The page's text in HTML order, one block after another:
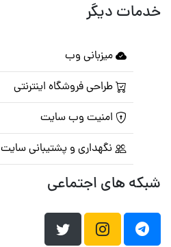
خدمات دیگر
میزبانی وب
طراحی فروشگاه اینترنتی
امنیت وب سایت
نگهداری و پشتیبانی سایت
شبکه های اجتماعی